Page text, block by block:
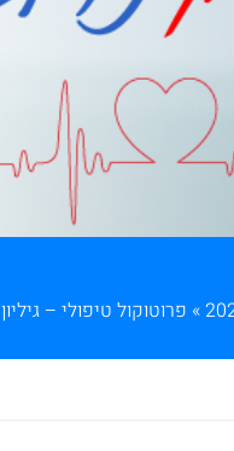
» פרוטוקול טיפולי – גיליון 6